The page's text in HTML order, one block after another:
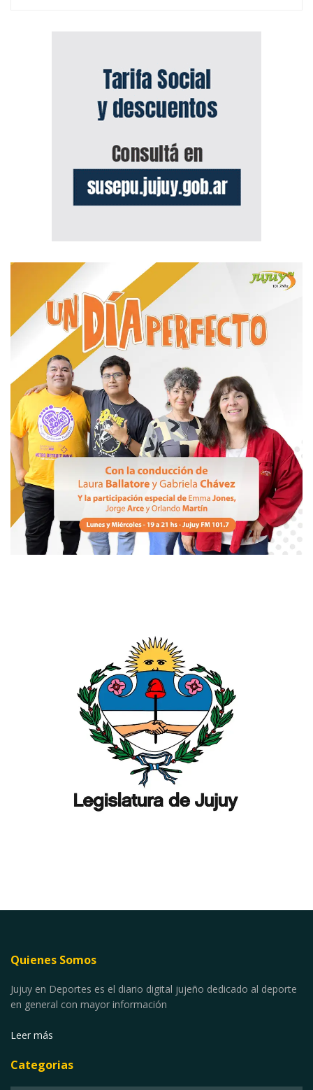
Quienes Somos
Jujuy en Deportes es el diario digital jujeño dedicado al deporte
en general con mayor información
Leer más
Categorias